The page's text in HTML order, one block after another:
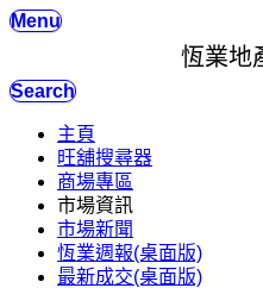
Menu
恆業地
Search
主頁
旺舖搜尋器
商場專區
市場資訊
市場新聞
恆業週報(桌面版)
最新成交(桌面版)